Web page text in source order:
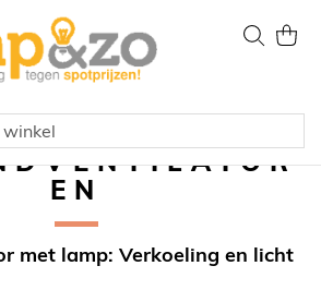
Zoek
EN
met lamp: Verkoeling en licht